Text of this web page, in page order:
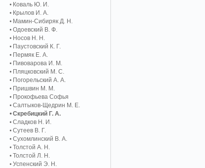
Коваль Ю. И.
Крылов И. А.
Мамин-Сибиряк Д. Н.
Одоевский В. Ф.
Носов Н. Н.
Паустовский К. Г.
Пермяк Е. А.
Пивоварова И. М.
Пляцковский М. С.
Погорельский А. A.
Пришвин М. М.
Прокофьева Софья
Салтыков-Щедрин М. Е.
Скребицкий Г. А.
Сладков Н. И.
Сутеев В. Г.
Сухомлинский В. А.
Толстой А. Н.
Толстой Л. Н.
Успенский Э. Н.